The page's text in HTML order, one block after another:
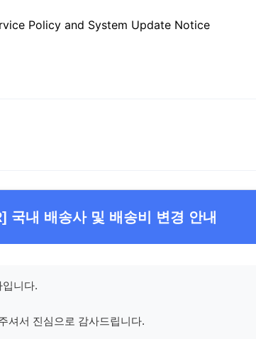
Policy and System Update Notice
국내 배송사 및 배송비 변경 안내
니다.
셔서 진심으로 감사드립니다.